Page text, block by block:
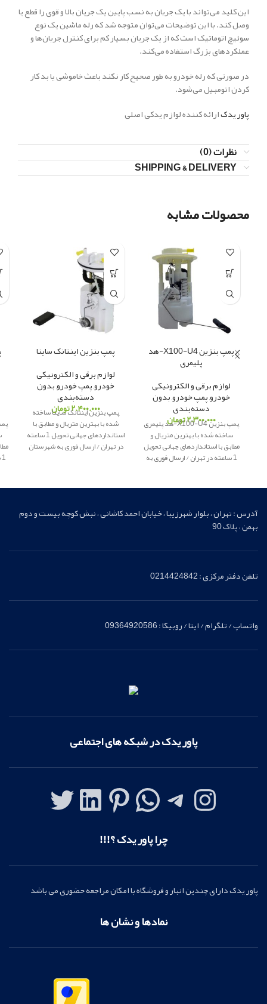
این کلید می‌تواند با یک جریان به نسب پایین یک جریان بالا و قوی را قطع یا
وصل کند. با این توضیحات می‌توان متوجه شد که رله ماشین یک نوع
سوئیچ اتوماتیک است که از یک جریان بسیار کم برای کنترل جریان‌ها و
عملکردهای بزرگ استفاده می‌کند.
در صورتی که رله خودرو به طور صحیح کار نکند باعث خاموشی یا بد کار
کردن اتومبیل می‌شود.
پاور یدکارائه کننده لوازم یدکی اصلی
نظرات (0)
SHIPPING & DELIVERY
محصولات مشابه
پمپ بنزین X100-U4-هد
پلیمری
لوازم برقی و الکترونیکی
خودرو,پمپ خودرو,بدون
دسته‌بندی
۲.۳۰۰.۰۰۰تومانپمپ بنزین X100-U4-هد پلیمری
ساخته شده با بهترین متریال و
مطابق با استانداردهای جهانی تحویل
1 ساعته در تهران / ارسال فوری به
پمپ بنزین اینتانک ساینا
لوازم برقی و الکترونیکی
خودرو,پمپ خودرو,بدون
دسته‌بندی
۲.۴۰۰.۰۰۰تومان
پمپ بنزین اینتانک ساینا ساخته
شده با بهترین متریال و مطابق با
استانداردهای جهانی تحویل 1 ساعته
در تهران / ارسال فوری به شهرستان
آدرس : تهران ، بلوار شهرزیبا ، خیابان احمد کاشانی ، نبش کوچه بیست و دوم
بهمن ، پلاک 90
تلفن دفتر مرکزی : 0214424842
واتساپ / تلگرام / ایتا / روبیکا : 09364920586
پاور یدک در شبکه های اجتماعی
چرا پاور یدک ؟!!!
پاور یدک دارای چندین انبار و فروشگاه با امکان مراجعه حضوری می باشد
نمادها و نشان ها